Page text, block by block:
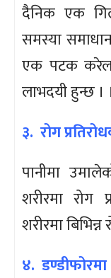
दैनिक एक
समस्या
एक पटक
लाभदयी हुन्छ । ।
३. रोग
पानीमा
शरीरमा रोग
शरीरमा
४. डण्डीफोरमा